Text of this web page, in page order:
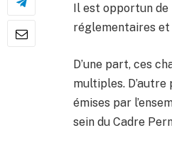
Il est opportun de
réglementaires et
D’une part, ces
multiples.
émises par
sein du Cadre